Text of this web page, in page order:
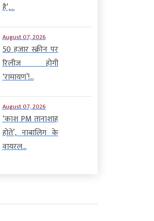
है’,...
August 07, 2026
50 हजार स्क्रीन पर
रिलीज होगी
‘रामायण’!...
August 07, 2026
‘काश PM तानाशाह
होते’, नाबालिग के
वायरल...